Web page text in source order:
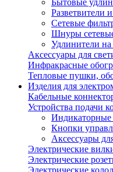
Бытовые
Разветвители
Сетевые
Шнуры
Удлинители
Аксессуары для
Инфракрасные
Тепловые пушки,
Изделия для
Кабельные
Устройства подачи
Кнопки
Аксессуары
Электрические
Электрические
Электрические